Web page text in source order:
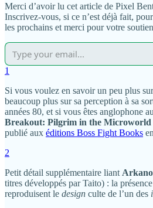
Merci d’avoir lu cet article de Pixel
Inscrivez-vous, si ce n’est déjà fait,
les prochains et merci pour votre
1
Si vous voulez en savoir un peu plus
beaucoup plus sur sa perception à sa
années 80, et si vous êtes anglophone
Breakout: Pilgrim in the Microworld
publié aux éditions Boss Fight Books
2
Petit détail supplémentaire liant
titres développés par Taito) : la
reproduisent le design culte de l’un des